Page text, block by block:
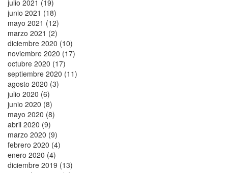
julio 2021 (19)
junio 2021 (18)
mayo 2021 (12)
marzo 2021 (2)
diciembre 2020 (10)
noviembre 2020 (17)
octubre 2020 (17)
septiembre 2020 (11)
agosto 2020 (3)
julio 2020 (6)
junio 2020 (8)
mayo 2020 (8)
abril 2020 (9)
marzo 2020 (9)
febrero 2020 (4)
enero 2020 (4)
diciembre 2019 (13)